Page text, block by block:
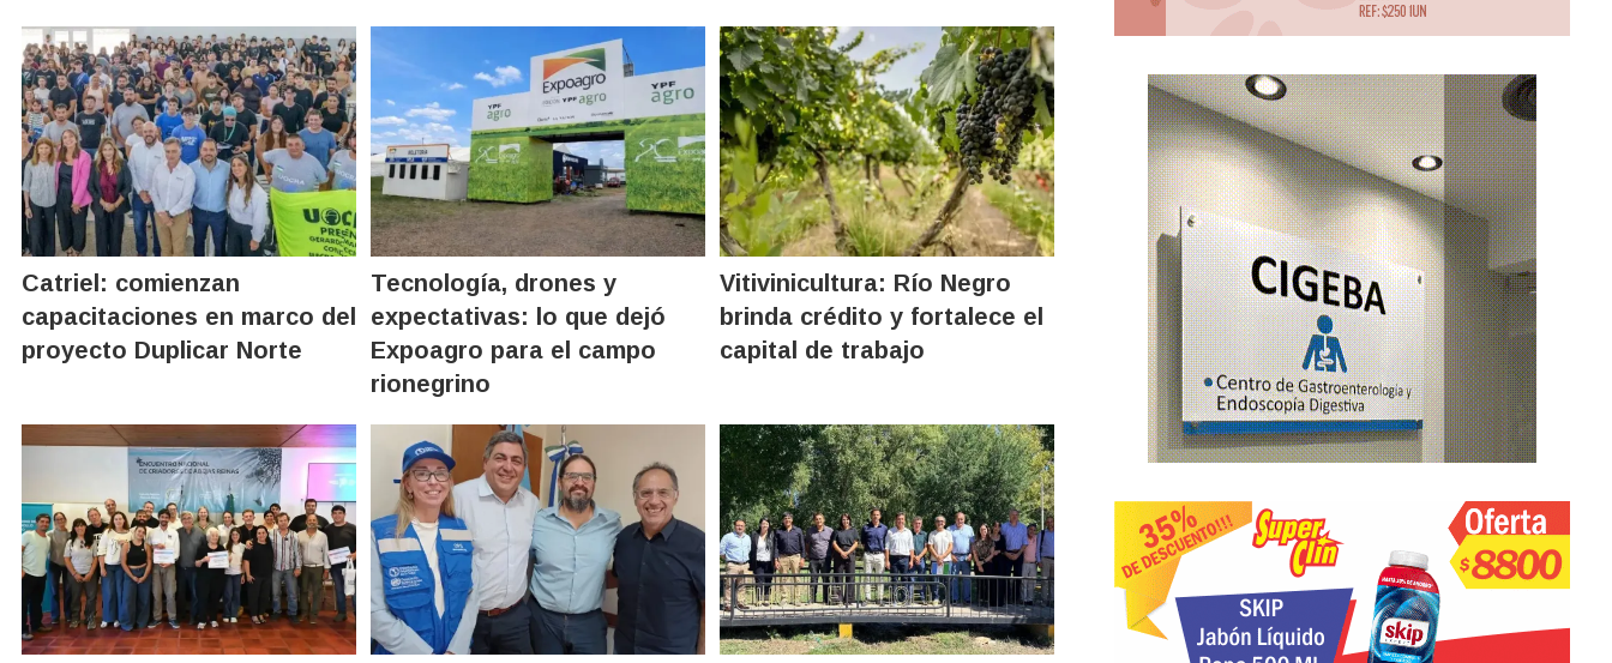
Catriel: comienzan
capacitaciones en marco del
proyecto Duplicar Norte
Tecnología, drones y
expectativas: lo que dejó
Expoagro para el campo
rionegrino
Vitivinicultura: Río Negro
brinda crédito y fortalece el
capital de trabajo